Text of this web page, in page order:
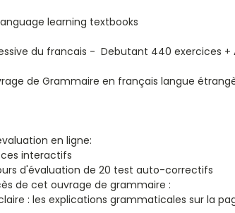
learning textbooks
du francais - Debutant 440 exercices +
de Grammaire en français langue
en ligne:
interactifs
d'évaluation de 20 test auto-correctifs
de cet ouvrage de grammaire :
: les explications grammaticales sur la